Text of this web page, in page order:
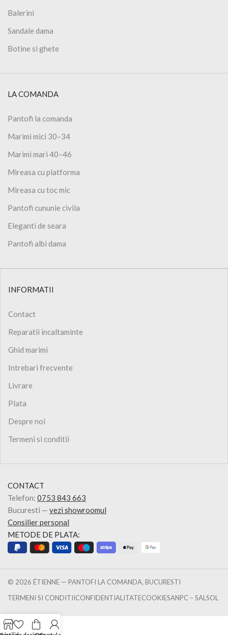
Balerini
Sandale dama
Botine si ghete
LA COMANDA
Pantofi la comanda
Marimi mici 30–34
Marimi mari 40–46
Mireasa cu platforma
Mireasa cu toc mic
Pantofi cununie civila
Eleganti de seara
Pantofi albi dama
INFORMATII
Contact
Reparatii incaltaminte
Ghid marimi
Intrebari frecvente
Livrare
Plata
Despre noi
Termeni si conditii
CONTACT
Telefon: 0753 843 663
Bucuresti — vezi showroomul
Consilier personal
METODE DE PLATA:
© 2026 ÉTIENNE — PANTOFI LA COMANDA, BUCURESTI
TERMENI SI CONDITIICONFIDENTIALITATECOOKIESANPC – SALSOL